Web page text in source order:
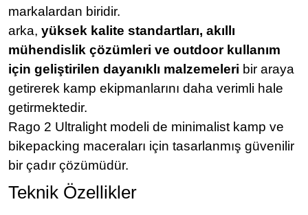
markalardan biridir.
arka, yüksek kalite standartları, akıllı
mühendislik çözümleri ve outdoor kullanım
için geliştirilen dayanıklı malzemeleri bir araya
getirerek kamp ekipmanlarını daha verimli hale
getirmektedir.
Rago 2 Ultralight modeli de minimalist kamp ve
bikepacking maceraları için tasarlanmış güvenilir
bir çadır çözümüdür.
Teknik Özellikler